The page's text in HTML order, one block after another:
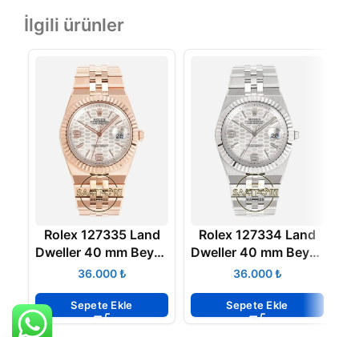
İlgili ürünler
Rolex 127335 Land
Dweller 40 mm Beyaz
Petek Kadran 904L
Clone ETA
₺
Sepete Ekle
Rolex 127334 Land
Dweller 40 mm Beyaz
Petek Kadran 904L
Clone ETA
₺
Sepete Ekle